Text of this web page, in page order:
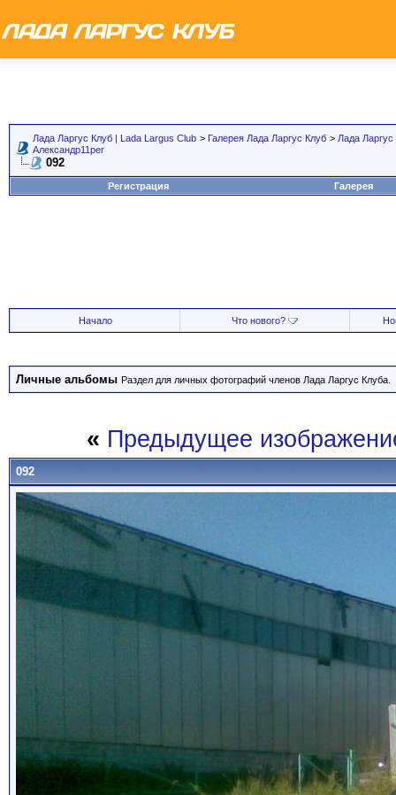
Лада Ларгус Клуб | Lada Largus Club > Галерея Лада Ларгус Клуб > Лада Ларгус
Александр11рег
092
Регистрация Галерея
Начало Что нового?
Личные альбомы Раздел для личных фотографий членов Лада Ларгус Клуба.
« Предыдущее
092